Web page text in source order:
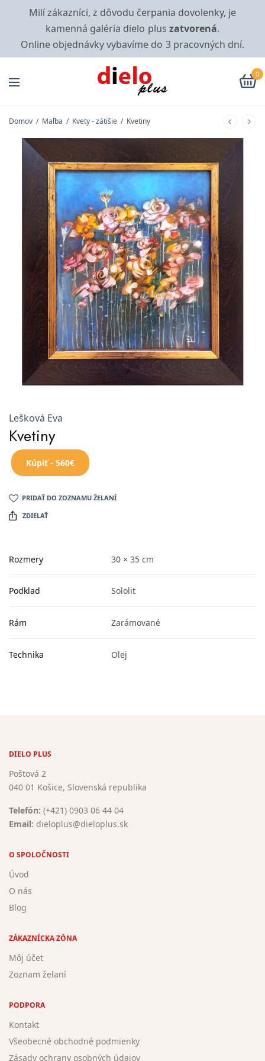
Milí zákazníci, z dôvodu čerpania dovolenky, je
kamenná galéria dielo plus zatvorená.
Online objednávky vybavíme do 3 pracovných dní.
0
Domov / Maľba / Kvety - zátišie / Kvetiny
Lešková Eva
Kvetiny
Kúpiť - 560€
PRIDAŤ DO ZOZNAMU ŽELANÍ
ZDIELAŤ
Rozmery 30 × 35 cm
Podklad Sololit
Rám Zarámované
Technika Olej
DIELO PLUS
Poštová 2
040 01 Košice, Slovenská republika
Telefón: (+421) 0903 06 44 04
Email: dieloplus@dieloplus.sk
O SPOLOČNOSTI
Úvod
O nás
Blog
ZÁKAZNÍCKA ZÓNA
Môj účet
Zoznam želaní
PODPORA
Kontakt
Všeobecné obchodné podmienky
Zásady ochrany osobných údajov